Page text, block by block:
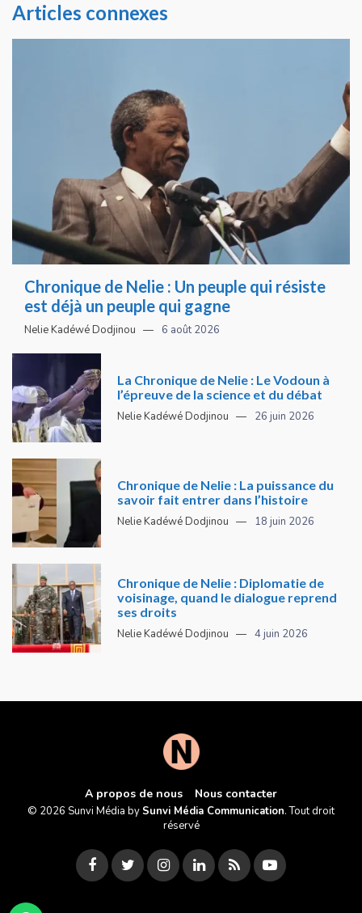
Articles connexes
Chronique de Nelie : Un peuple qui résiste
est déjà un peuple qui gagne
Nelie Kadéwé Dodjinou 6 août 2026
La Chronique de Nelie : Le Vodoun à
l’épreuve de la science et du débat
Nelie Kadéwé Dodjinou 26 juin 2026
Chronique de Nelie : La puissance du
savoir fait entrer dans l’histoire
Nelie Kadéwé Dodjinou 18 juin 2026
Chronique de Nelie : Diplomatie de
voisinage, quand le dialogue reprend
ses droits
Nelie Kadéwé Dodjinou 4 juin 2026
A propos de nous Nous contacter
© 2026 Sunvi Média by Sunvi Média Communication. Tout droit
réservé